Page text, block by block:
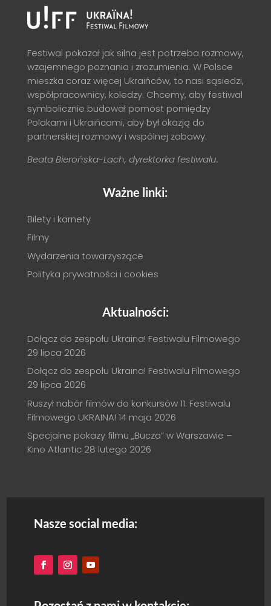
Festiwal pokazał jak silna jest potrzeba rozmowy,
wzajemnego poznania i zrozumienia. W Polsce
mieszka coraz więcej Ukraińców, to nasi sąsiedzi,
współpracownicy, koledzy. Chcemy, aby festiwal
symbolicznie budował pomost pomiędzy
Polakami i Ukraińcami, aby był okazją do
partnerskiej rozmowy i wspólnej zabawy.
Beata Bierońska-Lach, dyrektorka festiwalu.
Ważne linki:
Bilety i karnety
Filmy
Wydarzenia towarzyszące
Polityka prywatności i cookies
Aktualności:
Dołącz do zespołu Ukraina! Festiwalu Filmowego
29 lipca 2026
Dołącz do zespołu Ukraina! Festiwalu Filmowego
29 lipca 2026
Ruszył nabór filmów do konkursów 11. Festiwalu
Filmowego UKRAINA! 14 maja 2026
Specjalne pokazy filmu „Bucza” w Warszawie –
Kino Atlantic 28 lutego 2026
Nasze social media: